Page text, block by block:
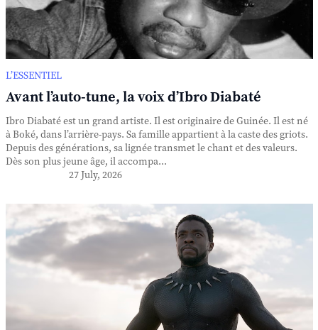
L’ESSENTIEL
Avant l’auto-tune, la voix d’Ibro Diabaté
Ibro Diabaté est un grand artiste. Il est originaire de Guinée. Il est né
à Boké, dans l’arrière-pays. Sa famille appartient à la caste des griots.
Depuis des générations, sa lignée transmet le chant et des valeurs.
Dès son plus jeune âge, il accompa...
27 July, 2026